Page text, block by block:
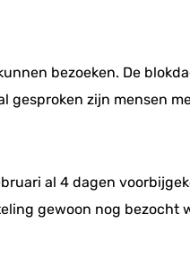
bezoeken. De
gesproken zijn mensen
al 4 dagen
gewoon nog bezocht